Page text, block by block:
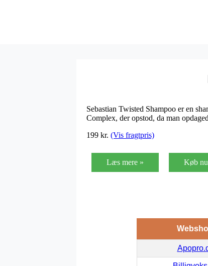
Sebastian Twisted Shampoo er en
Complex, der opstod, da man
199 kr. (Vis fragtpris)
Læs mere » Køb